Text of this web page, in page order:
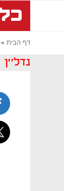
דף הבית
נדל''ן